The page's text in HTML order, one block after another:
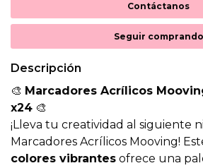
Contáctanos
Seguir comprando
Descripción
🎨 Marcadores Acrílicos
x24 🎨
¡Lleva tu creatividad al siguiente
Marcadores Acrílicos Mooving!
colores vibrantes ofrece una